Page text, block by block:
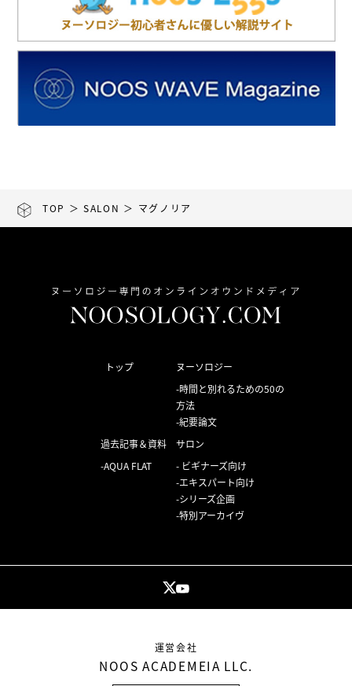
TOP ＞SALON ＞ マグノリア
トップ
ヌーソロジー
時間と別れるための50の
方法
紀要論文
過去記事＆資料
AQUA FLAT
サロン
ビギナーズ向け
エキスパート向け
シリーズ企画
特別アーカイヴ
運営会社
NOOS ACADEMEIA LLC.